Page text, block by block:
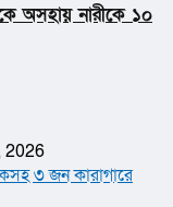
অসহায় নারীকে ১০
2026